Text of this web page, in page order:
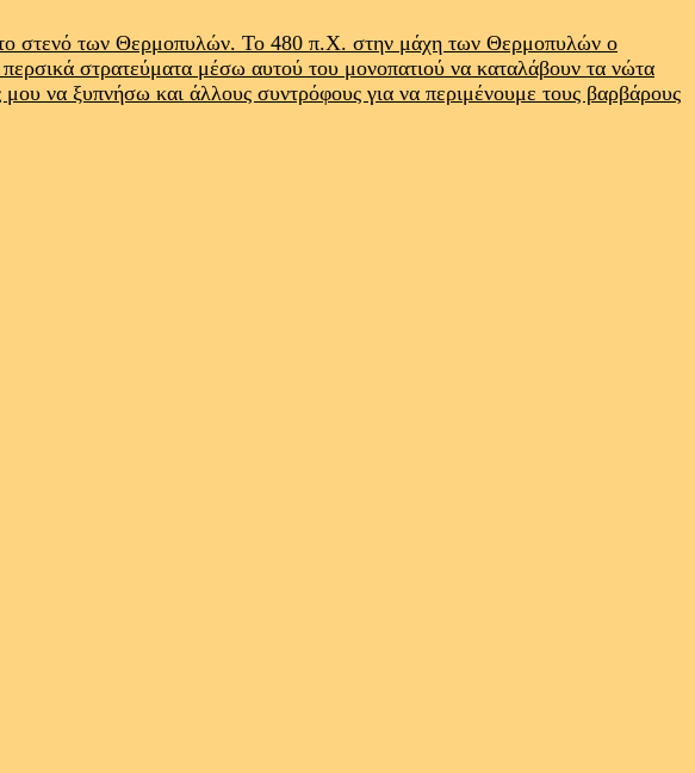
στενό των Θερμοπυλών. Το 480 π.Χ. στην μάχη των Θερμοπυλών ο
στρατεύματα μέσω αυτού του μονοπατιού να καταλάβουν τα νώτα
να ξυπνήσω και άλλους συντρόφους για να περιμένουμε τους βαρβάρους